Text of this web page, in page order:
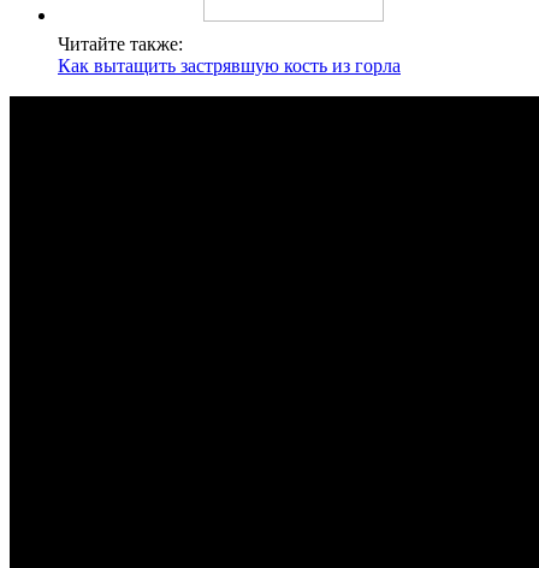
Читайте также:
Как вытащить застрявшую кость из горла